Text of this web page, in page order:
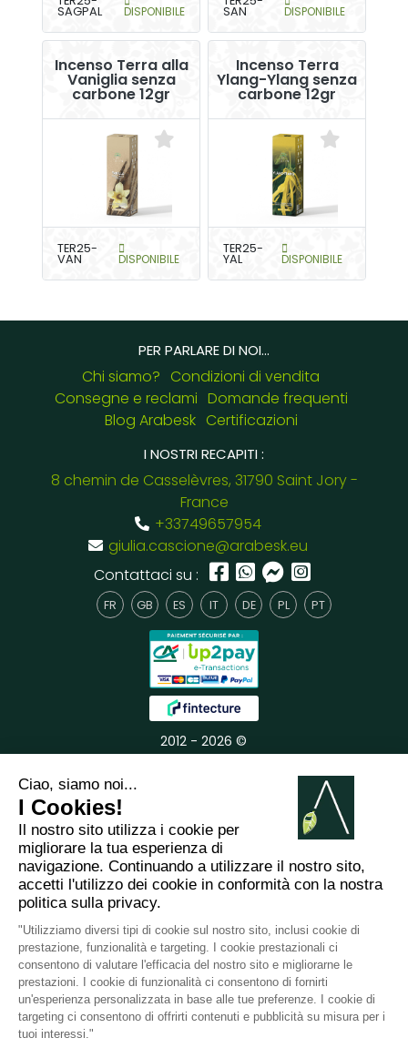
SAGPAL DISPONIBILE SAN DISPONIBILE
Incenso Terra alla
Vaniglia senza
carbone 12gr
TER25-
VAN DISPONIBILE
Incenso Terra
Ylang-Ylang senza
carbone 12gr
TER25-
YAL DISPONIBILE
PER PARLARE DI NOI...
Chi siamo? Condizioni di vendita
Consegne e reclami Domande frequenti
Blog Arabesk Certificazioni
I NOSTRI RECAPITI :
8 chemin de Casselèvres, 31790 Saint Jory -
France
+33749657954
giulia.cascione@arabesk.eu
Contattaci su :
FR GB ES IT DE PL PT
2012 - 2026 ©
Arabesk |AVVISO